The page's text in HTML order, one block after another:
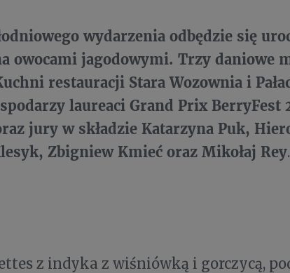
wydarzenia odbędzie się
owocami jagodowymi. Trzy daniowe
restauracji Stara Wozownia i
laureaci Grand Prix BerryFest
jury w składzie Katarzyna Puk,
Zbigniew Kmieć oraz Mikołaj Rey.
z indyka z wiśniówką i gorczycą,